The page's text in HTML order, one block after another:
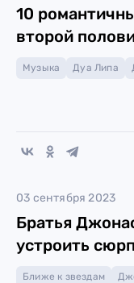
10
второй
Музыка Дуа Липа
03 сентября 2023
Братья
устроить
Ближе к звездам